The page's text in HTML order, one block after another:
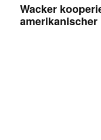
Wacker